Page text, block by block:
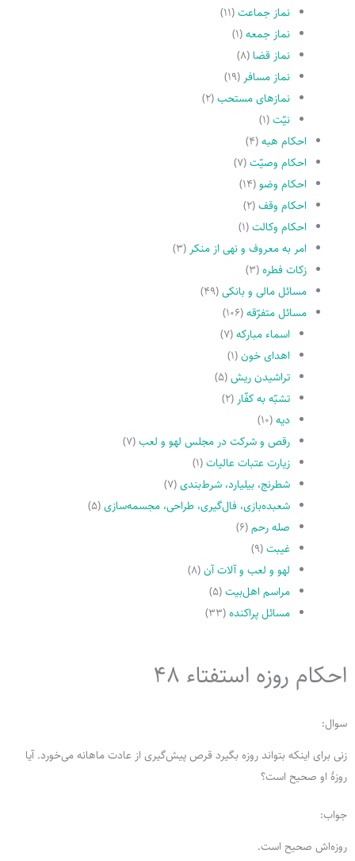
نماز جماعت(۱۱)
نماز جمعه(۱)
نماز قضا(۸)
نماز مسافر (۱۹)
نمازهاى مستحب(۲)
نیّت(۱)
احکام هبه(۴)
احکام وصیّت(۷)
احکام وضو(۱۴)
احکام وقف(۲)
احکام وکالت(۱)
امر به معروف و نهى از منکر (۳)
زکات فطره(۳)
مسائل مالی و بانکی(۴۹)
مسائل متفرّقه(۱۰۶)
اسماء مبارکه(۷)
اهدای خون(۱)
تراشیدن ریش(۵)
تشبّه به کفّار (۲)
دیه(۱۰)
رقص و شرکت در مجلس لهو و لعب(۷)
زیارت عتبات عالیات(۱)
شطرنج، بیلیارد، شرط‌بندی(۷)
شعبده‌بازی، فال‌گیری، طراحی، مجسمه‌سازی(۵)
صله رحم(۶)
غیبت(۹)
لهو و لعب و آلات آن(۸)
مراسم اهل‌بیت(۵)
مسائل پراکنده(۳۳)
احکام روزه استفتاء 48
سوال:
زنی برای اینکه بتواند روزه بگیرد قرص پیش‌گیری از عادت ماهانه می‌خورد. آیا
روزۀ او صحیح است؟
جواب:
روزه‌اش صحیح است.